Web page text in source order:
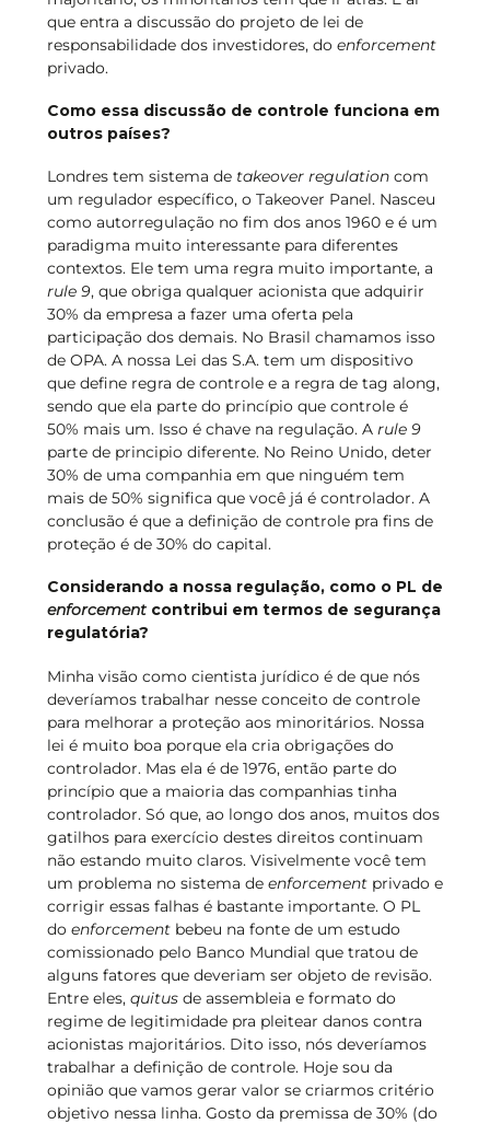
que entra a discussão do projeto de lei de
responsabilidade dos investidores, do enforcement
privado.
Como essa discussão de controle funciona em
outros países?
Londres tem sistema de takeover regulationcom
um regulador específico, o Takeover Panel. Nasceu
como autorregulação no fim dos anos 1960 e é um
paradigma muito interessante para diferentes
contextos. Ele tem uma regra muito importante, a
rule 9, que obriga qualquer acionista que adquirir
30% da empresa a fazer uma oferta pela
participação dos demais. No Brasil chamamos isso
de OPA. A nossa Lei das S.A. tem um dispositivo
que define regra de controle e a regra de tag along,
sendo que ela parte do princípio que controle é
50% mais um. Isso é chave na regulação. A rule 9
parte de principio diferente. No Reino Unido, deter
30% de uma companhia em que ninguém tem
mais de 50% significa que você já é controlador. A
conclusão é que a definição de controle pra fins de
proteção é de 30% do capital.
Considerando a nossa regulação, como o PL de
enforcementcontribui em termos de segurança
regulatória?
Minha visão como cientista jurídico é de que nós
deveríamos trabalhar nesse conceito de controle
para melhorar a proteção aos minoritários. Nossa
lei é muito boa porque ela cria obrigações do
controlador. Mas ela é de 1976, então parte do
princípio que a maioria das companhias tinha
controlador. Só que, ao longo dos anos, muitos dos
gatilhos para exercício destes direitos continuam
não estando muito claros. Visivelmente você tem
um problema no sistema de enforcementprivado e
corrigir essas falhas é bastante importante. O PL
do enforcementbebeu na fonte de um estudo
comissionado pelo Banco Mundial que tratou de
alguns fatores que deveriam ser objeto de revisão.
Entre eles, quitusde assembleia e formato do
regime de legitimidade pra pleitear danos contra
acionistas majoritários. Dito isso, nós deveríamos
trabalhar a definição de controle. Hoje sou da
opinião que vamos gerar valor se criarmos critério
objetivo nessa linha. Gosto da premissa de 30% (do